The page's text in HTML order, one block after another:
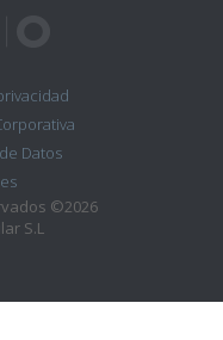
Datos
©2026
S.L